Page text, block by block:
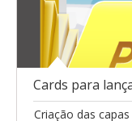
Cards para
Criação das